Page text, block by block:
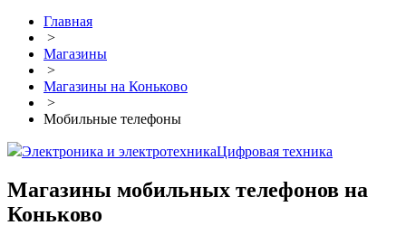
Главная
>
Магазины
>
Магазины на Коньково
>
Мобильные телефоны
Электроника и электротехникаЦифровая техника
Магазины мобильных телефонов на
Коньково